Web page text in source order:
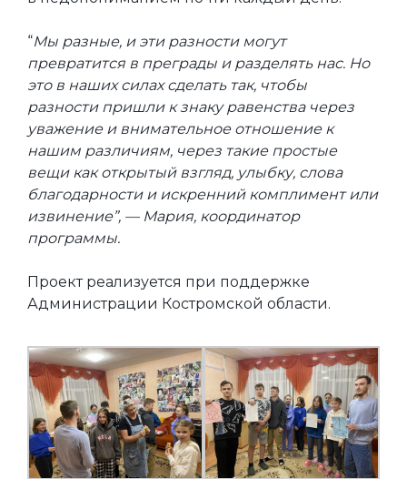
“Мы разные, и эти разности могут
превратится в преграды и разделять нас. Но
это в наших силах сделать так, чтобы
разности пришли к знаку равенства через
уважение и внимательное отношение к
нашим различиям, через такие простые
вещи как открытый взгляд, улыбку, слова
благодарности и искренний комплимент или
извинение”, — Мария, координатор
программы.
Проект реализуется при поддержке
Администрации Костромской области.